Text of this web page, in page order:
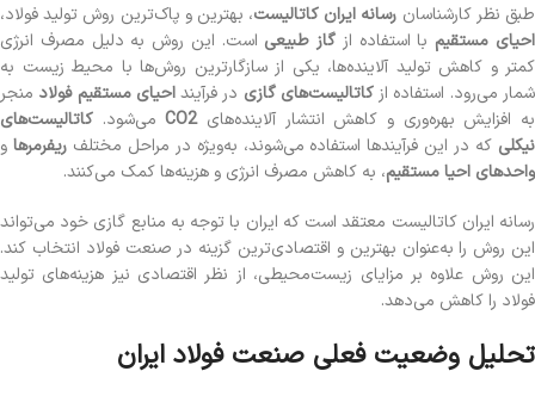
طبق نظر کارشناسان رسانه ایران کاتالیست، بهترین و پاک‌ترین روش تولید فولاد،
احیای مستقیم با استفاده از گاز طبیعی است. این روش به دلیل مصرف انرژی
کمتر و کاهش تولید آلاینده‌ها، یکی از سازگارترین روش‌ها با محیط زیست به
شمار می‌رود. استفاده ازکاتالیست‌های گازی در فرآینداحیای مستقیم فولاد منجر
به افزایش بهره‌وری و کاهش انتشار آلاینده‌هایCO2می‌شود. کاتالیست‌های
نیکلی که در این فرآیندها استفاده می‌شوند، به‌ویژه در مراحل مختلفریفرمرها و
واحدهای احیا مستقیم، به کاهش مصرف انرژی و هزینه‌ها کمک می‌کنند.
رسانه ایران کاتالیست معتقد است که ایران با توجه به منابع گازی خود می‌تواند
این روش را به‌عنوان بهترین و اقتصادی‌ترین گزینه در صنعت فولاد انتخاب کند.
این روش علاوه بر مزایای زیست‌محیطی، از نظر اقتصادی نیز هزینه‌های تولید
فولاد را کاهش می‌دهد.
تحلیل وضعیت فعلی صنعت فولاد ایران